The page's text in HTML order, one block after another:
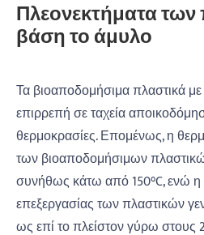
Πλεονεκτήματα των
βάση το άμυλο
Τα βιοαποδομήσιμα πλαστικά
επιρρεπή σε ταχεία
θερμοκρασίες. Επομένως, η
των βιοαποδομήσιμων
συνήθως κάτω από 150°C, ενώ
επεξεργασίας των πλαστικών
ως επί το πλείστον γύρω στους